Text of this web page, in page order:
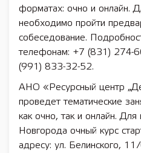
форматах: очно и онлайн.
необходимо пройти
собеседование.
телефонам: +7 (831) 274-
(991) 833-32-52.
АНО «Ресурсный центр
проведет тематические
как очно, так и онлайн.
Новгорода очный курс
адресу: ул. Белинского,